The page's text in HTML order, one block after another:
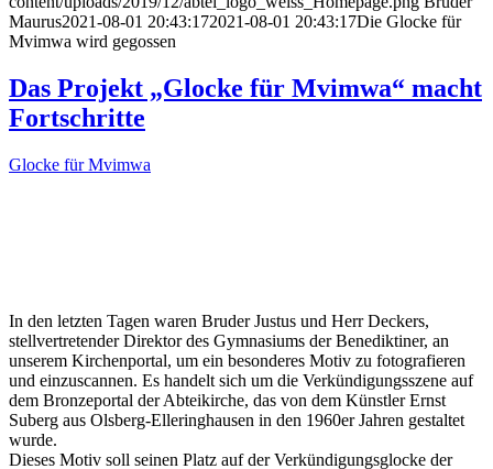
Maurus2021-08-01 20:43:172021-08-01 20:43:17Die Glocke für
Mvimwa wird gegossen
Das Projekt „Glocke für Mvimwa“ macht
Fortschritte
Glocke für Mvimwa
In den letzten Tagen waren Bruder Justus und Herr Deckers,
stellvertretender Direktor des Gymnasiums der Benediktiner, an
unserem Kirchenportal, um ein besonderes Motiv zu fotografieren
und einzuscannen. Es handelt sich um die Verkündigungsszene auf
dem Bronzeportal der Abteikirche, das von dem Künstler Ernst
Suberg aus Olsberg-Elleringhausen in den 1960er Jahren gestaltet
wurde.
Dieses Motiv soll seinen Platz auf der Verkündigungsglocke der